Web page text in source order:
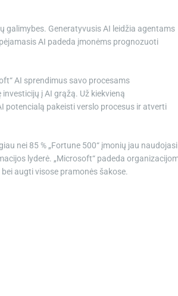
galimybes. Generatyvusis AI leidžia agentams
AI padeda įmonėms prognozuoti
AI sprendimus savo procesams
į AI grąžą. Už kiekvieną
potencialą pakeisti verslo procesus ir atverti
nei 85 % „Fortune 500“ įmonių jau naudojasi
lyderė. „Microsoft“ padeda
augti visose pramonės šakose.